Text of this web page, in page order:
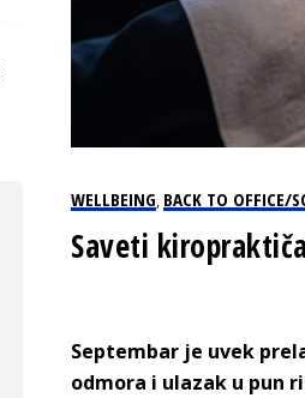
WELLBEING, BACK TO OFFICE/
Saveti
Septembar je uvek
odmora i ulazak u pun